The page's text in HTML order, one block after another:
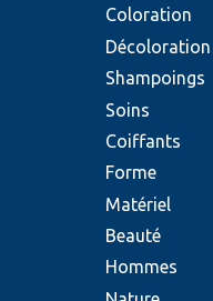
Coloration
Décoloration
Shampoings
Soins
Coiffants
Forme
Matériel
Beauté
Hommes